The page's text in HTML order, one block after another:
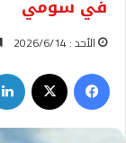
في سومي
الأحد : 2026/6/14
فيسبوك